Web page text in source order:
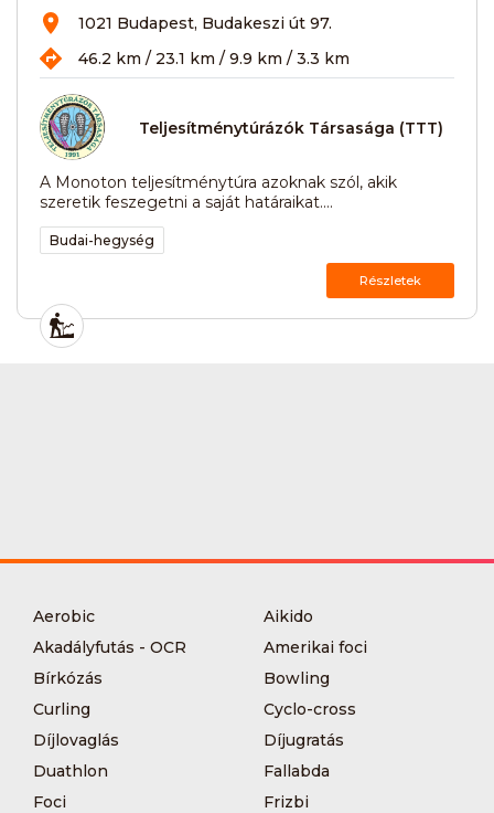
1021 Budapest, Budakeszi út 97.
46.2 km / 23.1 km / 9.9 km / 3.3 km
Teljesítménytúrázók Társasága (TTT)
A Monoton teljesítménytúra azoknak szól, akik
szeretik feszegetni a saját határaikat....
Budai-hegység
Részletek
Aerobic
Aikido
Akadályfutás - OCR
Amerikai foci
Bírkózás
Bowling
Curling
Cyclo-cross
Díjlovaglás
Díjugratás
Duathlon
Fallabda
Foci
Frizbi